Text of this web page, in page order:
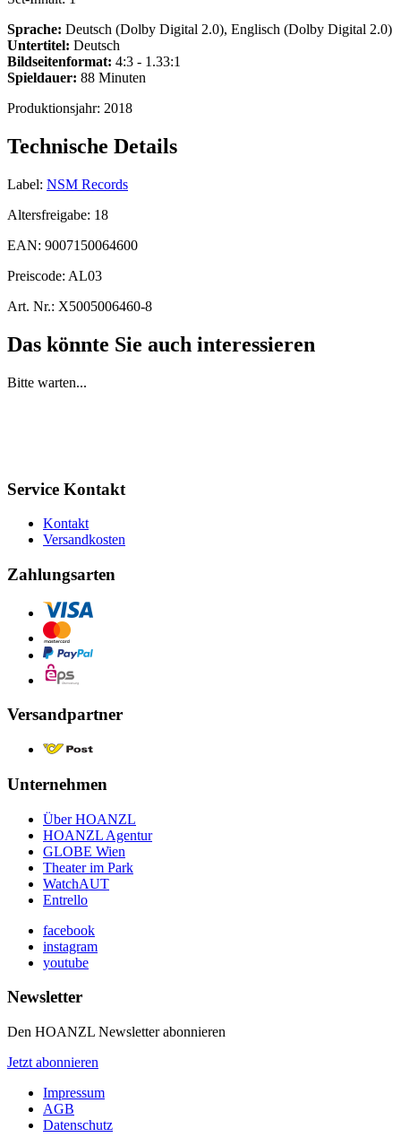
Sprache: Deutsch (Dolby Digital 2.0), Englisch (Dolby Digital 2.0)
Untertitel: Deutsch
Bildseitenformat: 4:3 - 1.33:1
Spieldauer: 88 Minuten
Produktionsjahr: 2018
Technische Details
Label: NSM Records
Altersfreigabe: 18
EAN: 9007150064600
Preiscode: AL03
Art. Nr.: X5005006460-8
Das könnte Sie auch interessieren
Bitte warten...
Service Kontakt
Kontakt
Versandkosten
Zahlungsarten
Versandpartner
Unternehmen
Über HOANZL
HOANZL Agentur
GLOBE Wien
Theater im Park
WatchAUT
Entrello
facebook
instagram
youtube
Newsletter
Den HOANZL Newsletter abonnieren
Jetzt abonnieren
Impressum
AGB
Datenschutz